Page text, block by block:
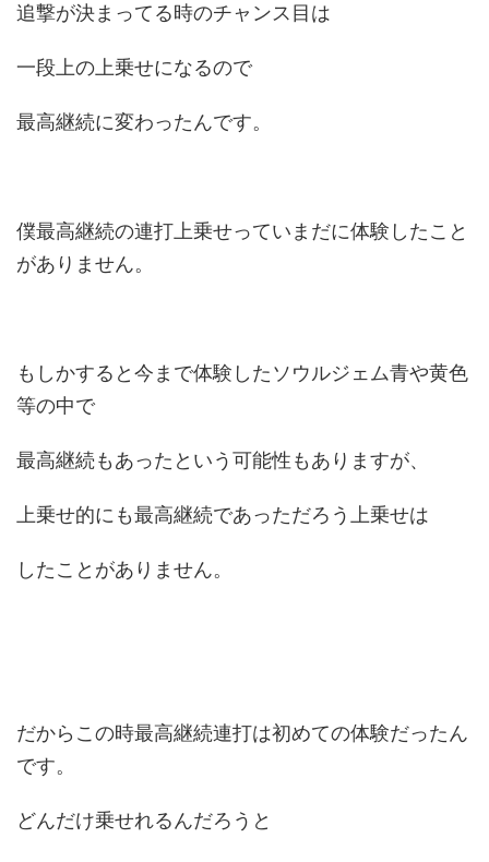
追撃が決まってる時のチャンス目は
一段上の上乗せになるので
最高継続に変わったんです。
僕最高継続の連打上乗せっていまだに体験したこと
がありません。
もしかすると今まで体験したソウルジェム青や黄色
等の中で
最高継続もあったという可能性もありますが、
上乗せ的にも最高継続であっただろう上乗せは
したことがありません。
だからこの時最高継続連打は初めての体験だったん
です。
どんだけ乗せれるんだろうと